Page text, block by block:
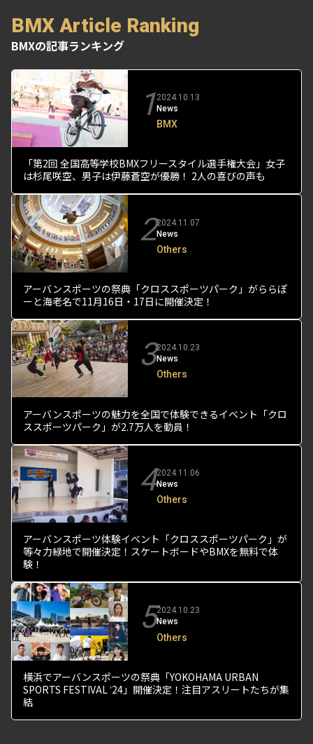
BMX Article Ranking
BMXの記事ランキング
12024.10.13
News
BMX
「第2回 全国高等学校BMXフリースタイル選手権大会」女子
は杉尾咲空、男子は伊藤蒼空が優勝！ 2人の喜びの声も
22024.11.07
News
Others
アーバンスポーツの祭典「クロススポーツパーク」がららぽ
ーと海老名で11月16日・17日に開催決定！
32024.10.23
News
Others
アーバンスポーツの魅力を全国で体験できるイベント「クロ
ススポーツパーク」が2.7万人を動員！
42024.11.06
News
Others
アーバンスポーツ体験イベント「クロススポーツパーク」が
等々力緑地で開催決定！スケートボードやBMXを無料で体
験！
52024.10.23
News
Others
横浜でアーバンスポーツの祭典「YOKOHAMA URBAN
SPORTS FESTIVAL ʼ24」開催決定！注目アスリートたちが集
結